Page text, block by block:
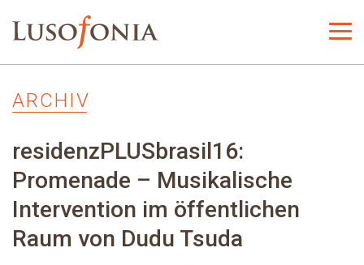
ARCHIV
residenzPLUSbrasil16:
Promenade – Musikalische
Intervention im öffentlichen
Raum von Dudu Tsuda